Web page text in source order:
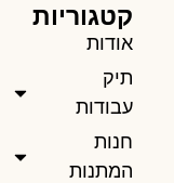
קטגוריות
אודות
תיק
עבודות
חנות
המתנות